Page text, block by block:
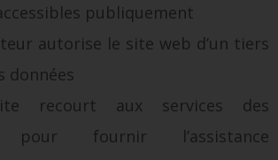
publiquement
autorise le site web d’un tiers
données
recourt aux services des
pour fournir l’assistance